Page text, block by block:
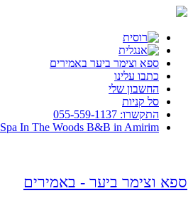
ספא וצימר ביער באמירים
כתבו עלינו
החשבון שלי
סל קניות
התקשרו: 055-559-1137
Spa In The Woods B&B in Amirim
ספא וצימר ביער - באמירים